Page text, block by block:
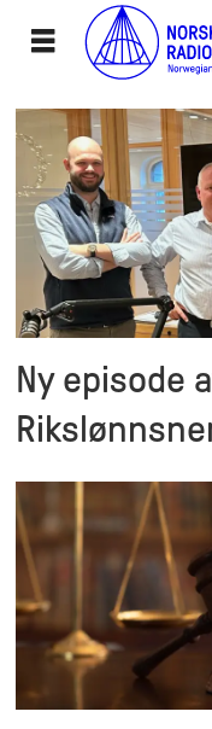
Radiograf
Emne
Ny episode